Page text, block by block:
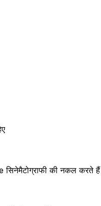
सिनेमैटोग्राफी की नकल करते